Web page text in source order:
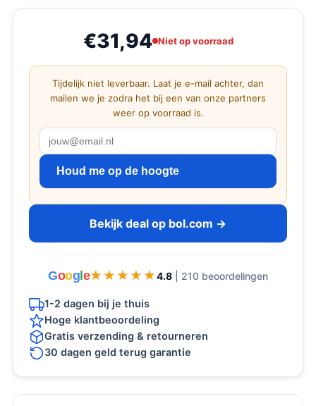
€31,94 Niet op voorraad
Tijdelijk niet leverbaar. Laat je e-mail achter, dan
mailen we je zodra het bij een van onze partners
weer op voorraad is.
Houd me op de hoogte
Bekijk deal op bol.com →
Goog e★★★★★
★★★★★ 4.8 | 210 beoordelingen
1-2 dagen bij je thuis
Hoge klantbeoordeling
Gratis verzending & retourneren
30 dagen geld terug garantie